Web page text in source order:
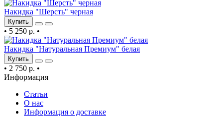
Накидка "Шерсть" черная
Купить
• 5 250 р. •
Накидка "Натуральная Премиум" белая
Купить
• 2 750 р. •
Информация
Статьи
О нас
Информация о доставке